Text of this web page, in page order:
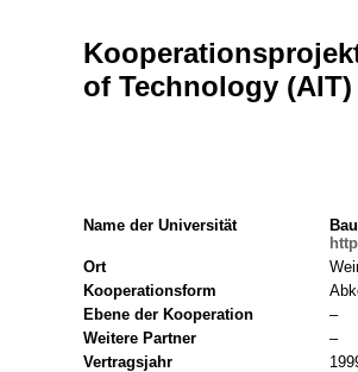
of Technology
Name der Universität
Ort
Kooperationsform
Ebene der Kooperation
–
Weitere Partner
–
Vertragsjahr